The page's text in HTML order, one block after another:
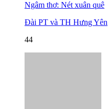
Ngâm thơ: Nét xuân quê
Đài PT và TH Hưng Yên
44